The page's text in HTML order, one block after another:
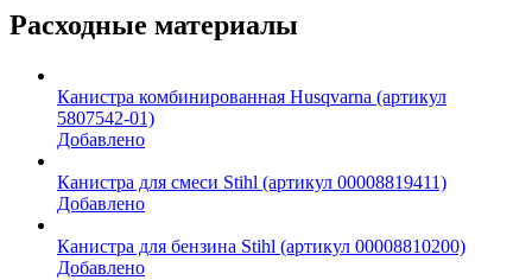
Расходные материалы
Канистра комбинированная Husqvarna (артикул
5807542-01)
Добавлено
Канистра для смеси Stihl (артикул 00008819411)
Добавлено
Канистра для бензина Stihl (артикул 00008810200)
Добавлено